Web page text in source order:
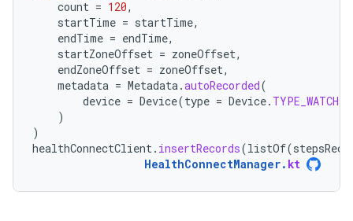
count = 120,
startTime = startTime,
endTime = endTime,
startZoneOffset = zoneOffset,
endZoneOffset = zoneOffset,
metadata = Metadata.autoRecorded(
device = Device(type = Device. TYPE_WATCH
)
)
healthConnectClient. insertRecords(listOf(
HealthConnectManager. kt